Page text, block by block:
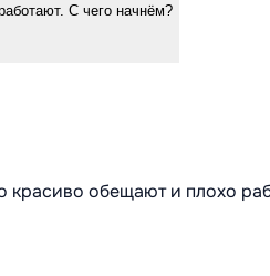
С чего начнём?
красиво обещают и плохо